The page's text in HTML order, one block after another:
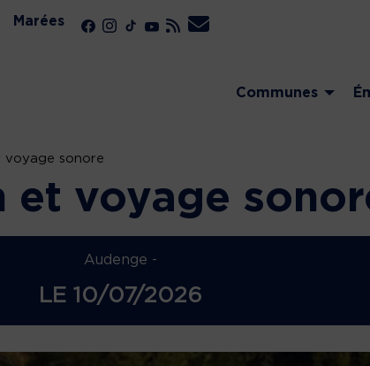
Marées
Communes
voyage sonore
et voyage
Audenge -
LE 10/07/2026